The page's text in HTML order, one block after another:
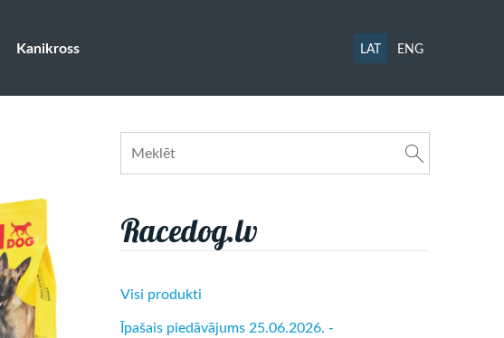
Kanikross LAT ENG
Racedog.lv
Visi produkti
Īpašais piedāvājums 25.06.2026. -